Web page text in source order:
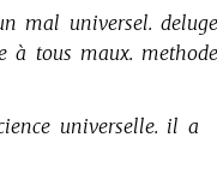
mal universel. deluge
à tous maux. methode
universelle. il a